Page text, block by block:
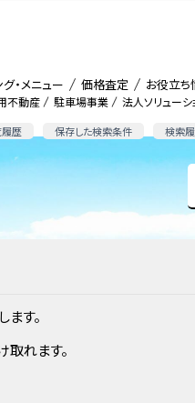
不動産 駐車場事業 法人ソリューシ
歴 保存した検索条件 検索
・メニュー 価格査定 お役立ち
す。
れます。